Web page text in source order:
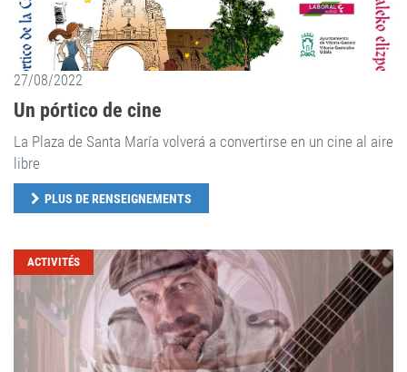
27/08/2022
Un pórtico de cine
La Plaza de Santa María volverá a convertirse en un cine al aire
libre
PLUS DE RENSEIGNEMENTS
ACTIVITÉS